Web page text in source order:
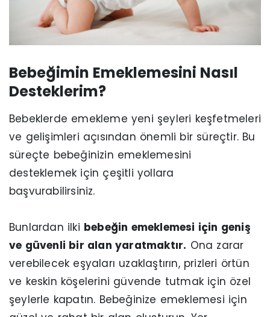
Bebeğimin Emeklemesini Nasıl
Desteklerim?
Bebeklerde emekleme yeni şeyleri keşfetmeleri
ve gelişimleri açısından önemli bir süreçtir. Bu
süreçte bebeğinizin emeklemesini
desteklemek için çeşitli yollara
başvurabilirsiniz.
Bunlardan ilki bebeğin emeklemesi için geniş
ve güvenli bir alan yaratmaktır. Ona zarar
verebilecek eşyaları uzaklaştırın, prizleri örtün
ve keskin köşelerini güvende tutmak için özel
şeylerle kapatın. Bebeğinize emeklemesi için